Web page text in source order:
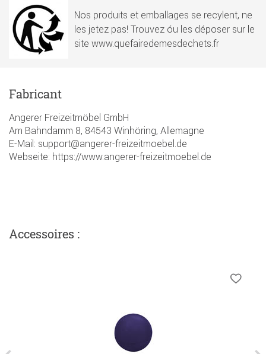
Nos produits et emballages se recylent, ne
les jetez pas! Trouvez óu les déposer sur le
site www.quefairedemesdechets.fr
Fabricant
Angerer Freizeitmöbel GmbH
Am Bahndamm 8, 84543 Winhöring, Allemagne
E-Mail: support@angerer-freizeitmoebel.de
Webseite: https://www.angerer-freizeitmoebel.de
Accessoires :